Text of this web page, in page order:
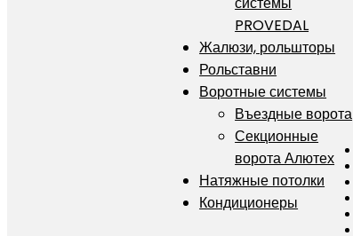
PROVEDAL
Жалюзи, рольшторы
Рольставни
Воротные системы
Въездные ворота
Секционные
ворота Алютех
Натяжные потолки
Кондиционеры